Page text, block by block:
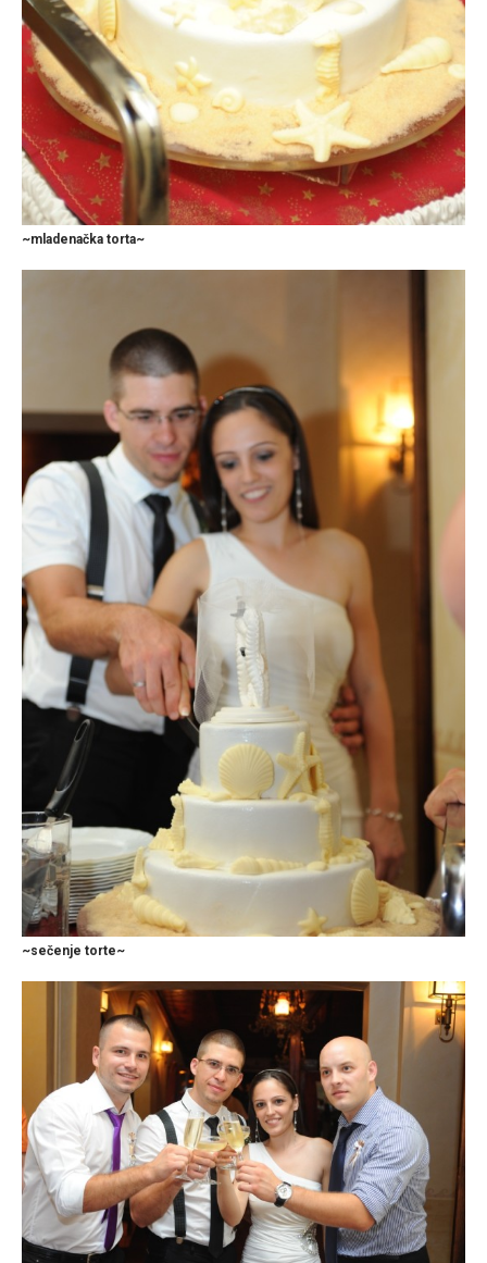
~mladenačka torta~
~sečenje torte~